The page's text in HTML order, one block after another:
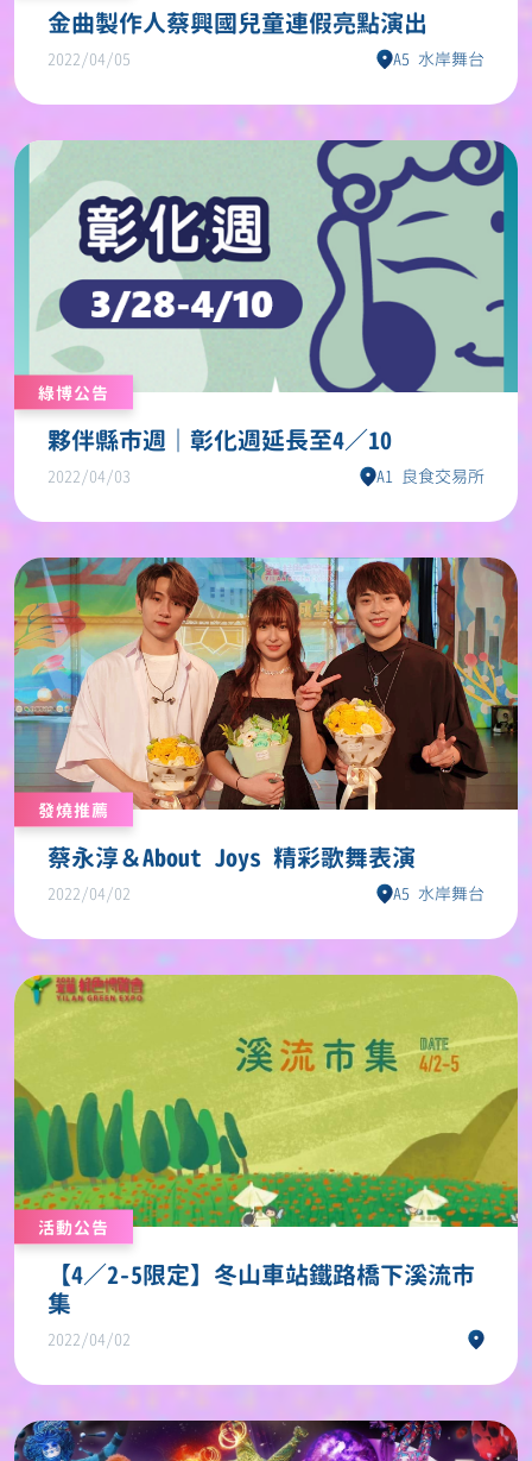
金曲製作人蔡興國兒童連假亮點演出
2022/04/05 A5 水岸舞台
綠博公告
夥伴縣市週｜彰化週延長至4／10
2022/04/03 A1 良食交易所
發燒推薦
蔡永淳＆About Joys 精彩歌舞表演
2022/04/02 A5 水岸舞台
活動公告
【4／2-5限定】冬山車站鐵路橋下溪流市
集
2022/04/02